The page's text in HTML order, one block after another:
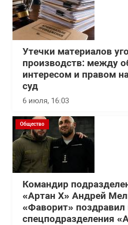
Утечки материалов
производств: между
интересом и правом
суд
6 июля, 16:03
Общество
Командир
«Артан Х» Андрей
«Фаворит»
спецподразделения